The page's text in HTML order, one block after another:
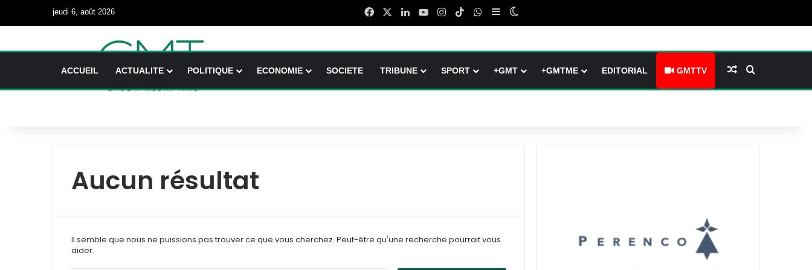
jeudi 6, août 2026 FacebookLinkedinYouTubeInstagram
TikTokWhatsApp
Sidebar (barre latérale)
ACCUEIL ACTUALITE POLITIQUE ECONOMIE SOCIETE TRIBUNE SPORT +GMT +GMTME EDITORIAL GMTTV Article Aléatoire
Aucun résultat
Il semble que nous ne puissions pas trouver ce que vous cherchez. Peut-être qu'une recherche pourrait vous
aider.